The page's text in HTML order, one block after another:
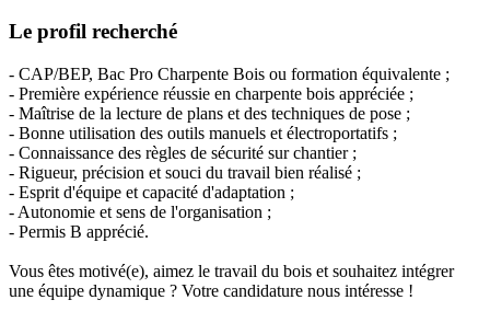
Le profil recherché
- CAP/BEP, Bac Pro Charpente Bois ou formation équivalente ;
- Première expérience réussie en charpente bois appréciée ;
- Maîtrise de la lecture de plans et des techniques de pose ;
- Bonne utilisation des outils manuels et électroportatifs ;
- Connaissance des règles de sécurité sur chantier ;
- Rigueur, précision et souci du travail bien réalisé ;
- Esprit d'équipe et capacité d'adaptation ;
- Autonomie et sens de l'organisation ;
- Permis B apprécié.
Vous êtes motivé(e), aimez le travail du bois et souhaitez intégrer
une équipe dynamique ? Votre candidature nous intéresse !